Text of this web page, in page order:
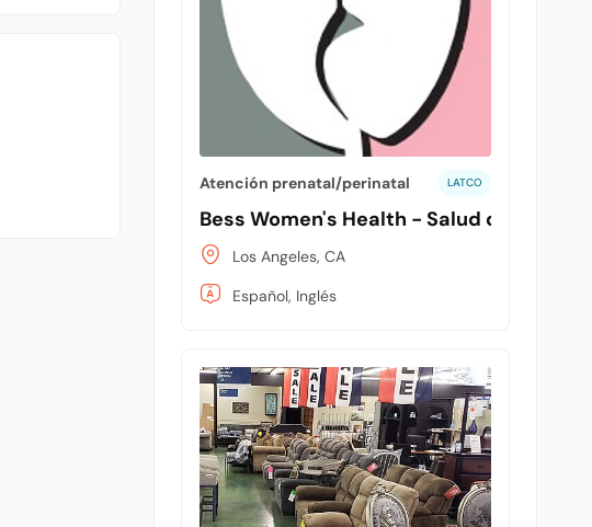
Atención prenatal/perinatal LATCO
Bess Women's Health - Salud de la
Los Angeles, CA
Español, Inglés